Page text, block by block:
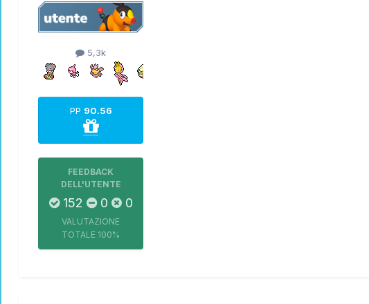
5,3k
PP 90.56
FEEDBACK
DELL'UTENTE
152 0 0
VALUTAZIONE
TOTALE 100%